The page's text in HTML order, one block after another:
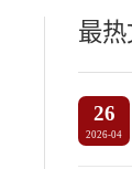
最
26
2026-04